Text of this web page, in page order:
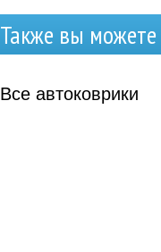
Также вы
Все автоковрики